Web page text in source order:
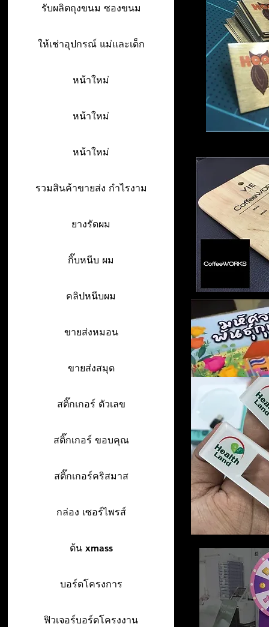
รับผลิตถุงขนม ซองขนม
ให้เช่าอุปกรณ์ แม่และเด็ก
หน้าใหม่
หน้าใหม่
หน้าใหม่
รวมสินค้าขายส่ง กำไรงาม
ยางรัดผม
กิ๊บหนีบ ผม
คลิปหนีบผม
ขายส่งหมอน
ขายส่งสมุด
สติ๊กเกอร์ ตัวเลข
สติ๊กเกอร์ ขอบคุณ
สติ๊กเกอร์คริสมาส
กล่อง เซอร์ไพรส์
ต้น xmass
บอร์ดโครงการ
ฟิวเจอร์บอร์ดโครงงาน